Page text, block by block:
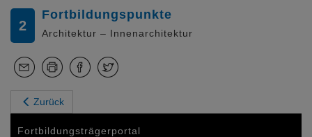
2
Fortbildungspunkte
Architektur – Innenarchitektur
Zurück
Fortbildungsträgerportal